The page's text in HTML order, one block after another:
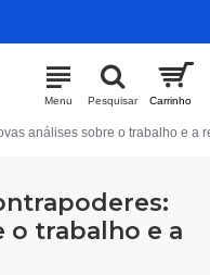
análises sobre o trabalho e a
o trabalho e a